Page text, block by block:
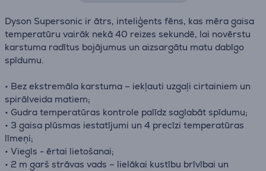
Dyson Supersonic ir ātrs, inteliģents fēns, kas mēra gaisa
temperatūru vairāk nekā 40 reizes sekundē, lai novērstu
karstuma radītus bojājumus un aizsargātu matu dabīgo
spīdumu.
• Bez ekstremāla karstuma – iekļauti uzgaļi cirtainiem un
spirālveida matiem;
• Gudra temperatūras kontrole palīdz saglabāt spīdumu;
• 3 gaisa plūsmas iestatījumi un 4 precīzi temperatūras
līmeņi;
• Viegls - ērtai lietošanai;
• 2 m garš strāvas vads – lielākai kustību brīvībai un